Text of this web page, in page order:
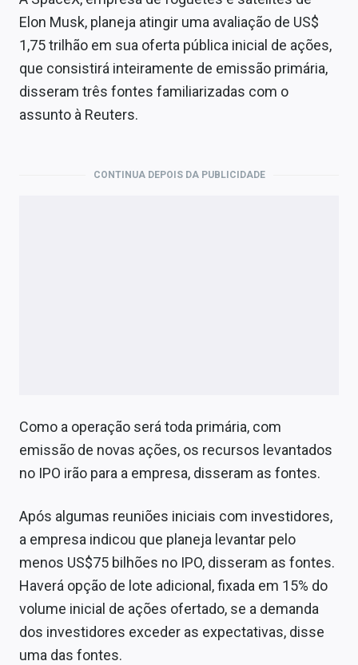
Finanças Pessoais
Mercados
Economia
Conteúdo de Marca
Elon Musk, planeja atingir uma avaliação de US$
1,75 trilhão em sua oferta pública inicial de ações,
que consistirá inteiramente de emissão primária,
disseram três fontes familiarizadas com o
assunto à Reuters.
CONTINUA DEPOIS DA PUBLICIDADE
Como a operação será toda primária, com
emissão de novas ações, os recursos levantados
no IPO irão para a empresa, disseram as fontes.
Após algumas reuniões iniciais com investidores,
a empresa indicou que planeja levantar pelo
menos US$75 bilhões no IPO, disseram as fontes.
Haverá opção de lote adicional, fixada em 15% do
volume inicial de ações ofertado, se a demanda
dos investidores exceder as expectativas, disse
uma das fontes.